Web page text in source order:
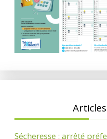
Sécheresse : arrêté